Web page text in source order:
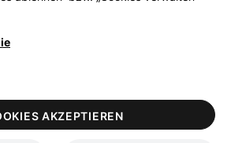
ZugänglichkeitHinweis zu Cookies
Nutzungsbedingungen
AKZEPTIEREN